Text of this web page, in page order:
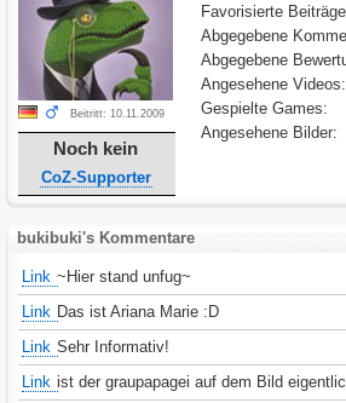
Beitritt: 10.11.2009
Noch kein
CoZ-Supporter
Favorisierte
Abgegebene
Abgegebene
Angesehene Videos:
Gespielte Games:
Angesehene Bilder:
bukibuki's Kommentare
Link ~Hier stand unfug~
Link Das ist Ariana Marie :D
Link Sehr Informativ!
Link ist der graupapagei auf dem Bild